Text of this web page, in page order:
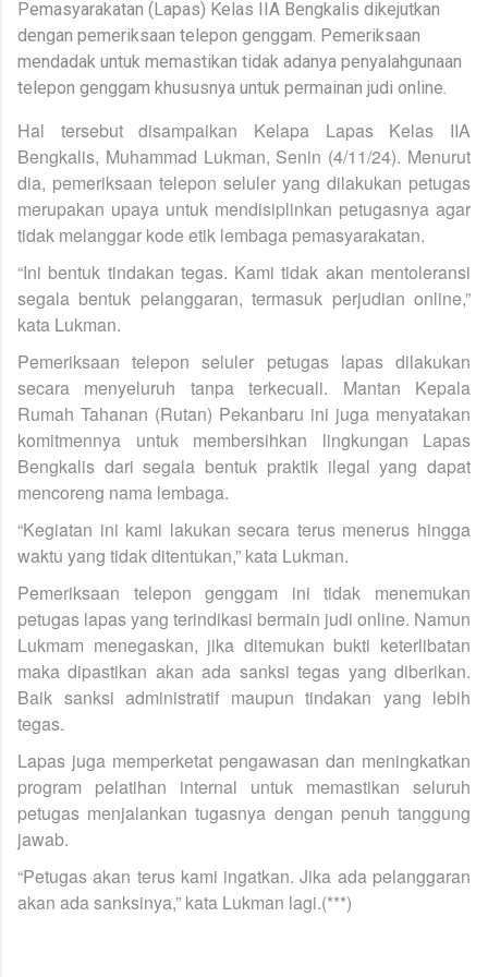
Pemasyarakatan (Lapas) Kelas IIA Bengkalis dikejutkan
dengan pemeriksaan telepon genggam. Pemeriksaan
mendadak untuk memastikan tidak adanya penyalahgunaan
telepon genggam khususnya untuk permainan judi online.
Hal tersebut disampaikan Kelapa Lapas Kelas IIA
Bengkalis, Muhammad Lukman, Senin (4/11/24). Menurut
dia, pemeriksaan telepon seluler yang dilakukan petugas
merupakan upaya untuk mendisiplinkan petugasnya agar
tidak melanggar kode etik lembaga pemasyarakatan.
“Ini bentuk tindakan tegas. Kami tidak akan mentoleransi
segala bentuk pelanggaran, termasuk perjudian online,”
kata Lukman.
Pemeriksaan telepon seluler petugas lapas dilakukan
secara menyeluruh tanpa terkecuali. Mantan Kepala
Rumah Tahanan (Rutan) Pekanbaru ini juga menyatakan
komitmennya untuk membersihkan lingkungan Lapas
Bengkalis dari segala bentuk praktik ilegal yang dapat
mencoreng nama lembaga.
“Kegiatan ini kami lakukan secara terus menerus hingga
waktu yang tidak ditentukan,” kata Lukman.
Pemeriksaan telepon genggam ini tidak menemukan
petugas lapas yang terindikasi bermain judi online. Namun
Lukmam menegaskan, jika ditemukan bukti keterlibatan
maka dipastikan akan ada sanksi tegas yang diberikan.
Baik sanksi administratif maupun tindakan yang lebih
tegas.
Lapas juga memperketat pengawasan dan meningkatkan
program pelatihan internal untuk memastikan seluruh
petugas menjalankan tugasnya dengan penuh tanggung
jawab.
“Petugas akan terus kami ingatkan. Jika ada pelanggaran
akan ada sanksinya,” kata Lukman lagi.(***)